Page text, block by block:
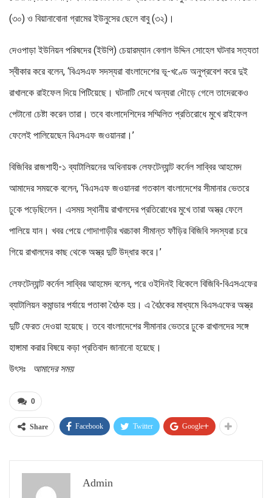
(৩০) ও বিয়ানাবোনা গ্রামের ইউনুসের ছেলে বাবু (৩২)।
দেওপাড়া ইউনিয়ন পরিষদের (ইউপি) চেয়ারম্যান বেলাল উদ্দিন সোহেল ঘটনার সত্যতা
স্বীকার করে বলেন, ‘বিএসএফ সদস্যরা বাংলাদেশের ভূ-খণ্ডে অনুপ্রবেশ করে দুই
রাখালকে রাইফেল দিয়ে পিটিয়েছে। ঘটনাটি দেখে অন্যরা দৌড়ে গেলে তাদেরকেও
পেটানো চেষ্টা করেন তারা। তবে বাংলাদেশিদের সম্মিলিত প্রতিরোধে মুখে রাইফেল
ফেলেই পালিয়েছেন বিএসএফ জওয়ানরা।’
বিজিবির রাজশাহী-১ ব্যাটালিয়নের অধিনায়ক লেফটেন্যান্ট কর্নেল সাব্বির আহমেদ
আমাদের সময়কে বলেন, ‘বিএসএফ জওয়ানরা গতকাল বাংলাদেশের সীমানার ভেতরে
ঢুকে পড়েছিলেন। এসময় স্থানীয় রাখালদের প্রতিরোধের মুখে তারা অস্ত্র ফেলে
পালিয়ে যান। খবর পেয়ে গোদাগাড়ীর খরচাকা সীমান্ত ফাঁড়ির বিজিবি সদস্যরা চরে
গিয়ে রাখালদের কাছ থেকে অস্ত্র দুটি উদ্ধার করে।’
লেফটেন্যান্ট কর্নেল সাব্বির আহমেদ বলেন, পরে ওইদিনই বিকেলে বিজিবি-বিএসএফের
ব্যাটালিয়ন কমান্ডার পর্যায়ে পতাকা বৈঠক হয়। এ বৈঠকের মাধ্যমে বিএসএফের অস্ত্র
দুটি ফেরত দেওয়া হয়েছে। তবে বাংলাদেশের সীমানার ভেতরে ঢুকে রাখালদের সঙ্গে
হাঙ্গামা করার বিষয়ে কড়া প্রতিবাদ জানানো হয়েছে।
উৎসঃ
আমাদের সময়
0
Share Facebook Twitter Google+
Admin